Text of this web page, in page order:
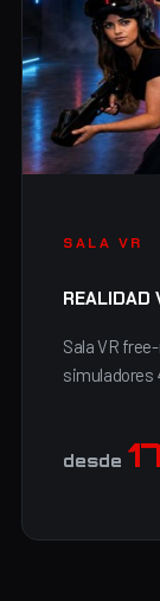
SALA VR
REALIDAD
Sala VR
simuladores
desde